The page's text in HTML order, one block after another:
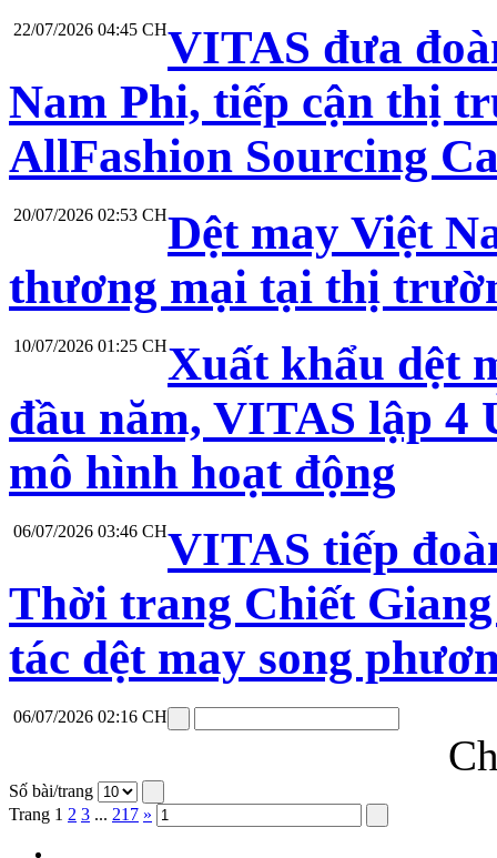
22/07/2026 04:45 CHVITAS đưa
Nam Phi, tiếp cận thị
AllFashion Sourcing
20/07/2026 02:53 CHDệt may Việt
thương mại tại thị
10/07/2026 01:25 CHXuất khẩu dệt
đầu năm, VITAS lập 4
mô hình hoạt động
06/07/2026 03:46 CHVITAS tiếp
Thời trang Chiết
tác dệt may song
06/07/2026 02:16 CH
Số bài/trang
Trang 1 2 3 ... 217 »